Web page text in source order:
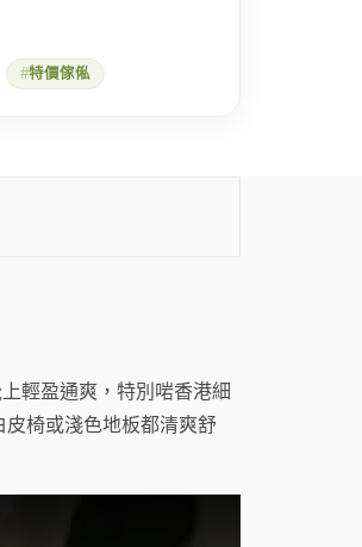
特價傢俬
輕盈通爽，特別啱香港細
椅或淺色地板都清爽舒